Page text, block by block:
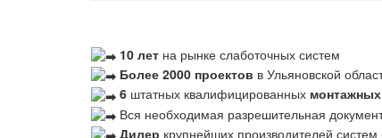
10 лет на рынке слаботочных систем
Более 2000 проектов в Ульяновской
6 штатных квалифицированных
Вся необходимая разрешительная
Дилер крупнейших производителей систем